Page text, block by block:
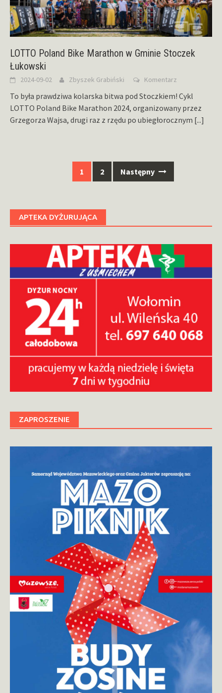
LOTTO Poland Bike Marathon w Gminie Stoczek
Łukowski
2024-09-02 Zbyszek Grabiński Komentarz
To była prawdziwa kolarska bitwa pod Stoczkiem! Cykl
LOTTO Poland Bike Marathon 2024, organizowany przez
Grzegorza Wajsa, drugi raz z rzędu po ubiegłorocznym [...]
1 2 Następny
APTEKA DYŻURUJĄCA
ZAPROSZENIE